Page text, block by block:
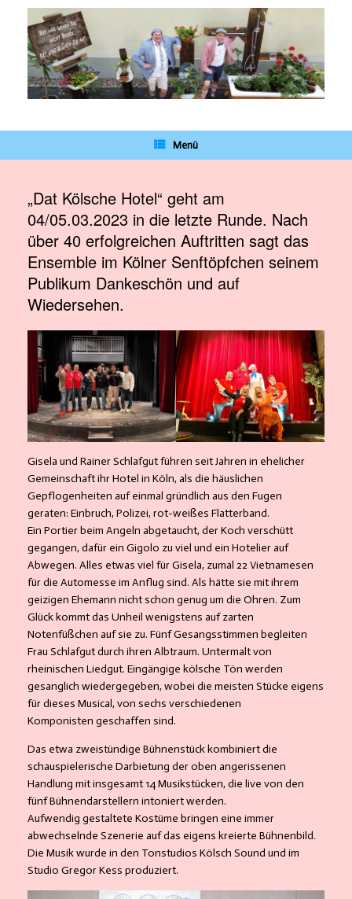
springen
Menü
„Dat Kölsche Hotel“ geht am
04/05.03.2023 in die letzte Runde. Nach
über 40 erfolgreichen Auftritten sagt das
Ensemble im Kölner Senftöpfchen seinem
Publikum Dankeschön und auf
Wiedersehen.
Gisela und Rainer Schlafgut führen seit Jahren in ehelicher
Gemeinschaft ihr Hotel in Köln, als die häuslichen
Gepflogenheiten auf einmal gründlich aus den Fugen
geraten: Einbruch, Polizei, rot-weißes Flatterband.
Ein Portier beim Angeln abgetaucht, der Koch verschütt
gegangen, dafür ein Gigolo zu viel und ein Hotelier auf
Abwegen. Alles etwas viel für Gisela, zumal 22 Vietnamesen
für die Automesse im Anflug sind. Als hätte sie mit ihrem
geizigen Ehemann nicht schon genug um die Ohren. Zum
Glück kommt das Unheil wenigstens auf zarten
Notenfüßchen auf sie zu. Fünf Gesangsstimmen begleiten
Frau Schlafgut durch ihren Albtraum. Untermalt von
rheinischen Liedgut. Eingängige kölsche Tön werden
gesanglich wiedergegeben, wobei die meisten Stücke eigens
für dieses Musical, von sechs verschiedenen
Komponisten geschaffen sind.
Das etwa zweistündige Bühnenstück kombiniert die
schauspielerische Darbietung der oben angerissenen
Handlung mit insgesamt 14 Musikstücken, die live von den
fünf Bühnendarstellern intoniert werden.
Aufwendig gestaltete Kostüme bringen eine immer
abwechselnde Szenerie auf das eigens kreierte Bühnenbild.
Die Musik wurde in den Tonstudios Kölsch Sound und im
Studio Gregor Kess produziert.